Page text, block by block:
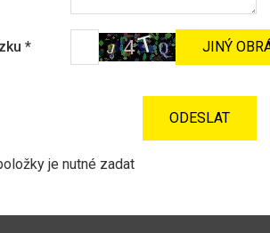
*
je nutné zadat